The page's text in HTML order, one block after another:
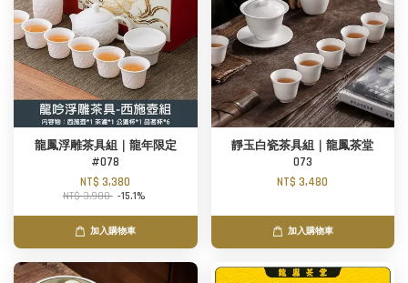
龍鳳浮雕茶具組｜龍年限定
#078
NT$ 3,380
NT$ 3,980 -15.1%
加入購物車
靜玉白瓷茶具組｜龍鳳茶堂
073
NT$ 3,480
加入購物車